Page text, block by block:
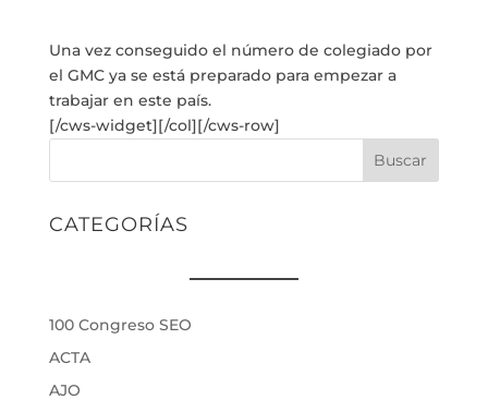
Una vez conseguido el número de colegiado por
el GMC ya se está preparado para empezar a
trabajar en este país.
[/cws-widget][/col][/cws-row]
Buscar
CATEGORÍAS
100 Congreso SEO
ACTA
AJO